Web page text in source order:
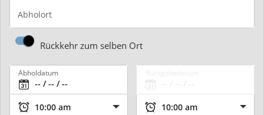
Abholort
Rückkehr zum selben Ort
Abholdatum